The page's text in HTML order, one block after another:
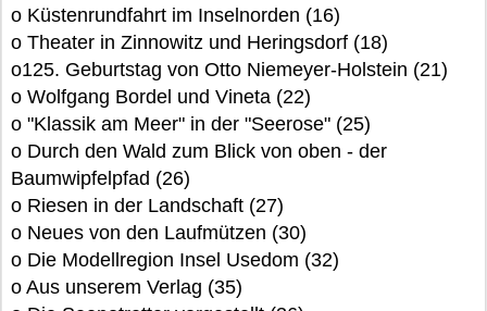
o Küstenrundfahrt im Inselnorden (16)
o Theater in Zinnowitz und Heringsdorf (18)
o125. Geburtstag von Otto Niemeyer-Holstein (21)
o Wolfgang Bordel und Vineta (22)
o "Klassik am Meer" in der "Seerose" (25)
o Durch den Wald zum Blick von oben - der
Baumwipfelpfad (26)
o Riesen in der Landschaft (27)
o Neues von den Laufmützen (30)
o Die Modellregion Insel Usedom (32)
o Aus unserem Verlag (35)